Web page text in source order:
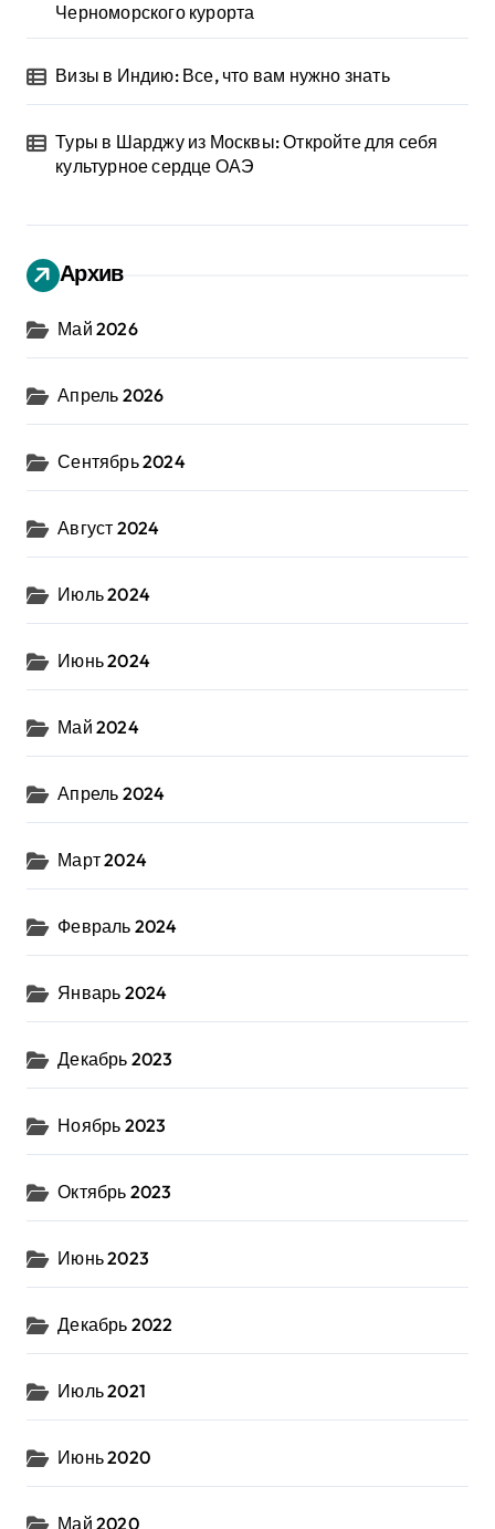
Черноморского курорта
Визы в Индию: Все, что вам нужно знать
Туры в Шарджу из Москвы: Откройте для себя
культурное сердце ОАЭ
Архив
Май 2026
Апрель 2026
Сентябрь 2024
Август 2024
Июль 2024
Июнь 2024
Май 2024
Апрель 2024
Март 2024
Февраль 2024
Январь 2024
Декабрь 2023
Ноябрь 2023
Октябрь 2023
Июнь 2023
Декабрь 2022
Июль 2021
Июнь 2020
Май 2020